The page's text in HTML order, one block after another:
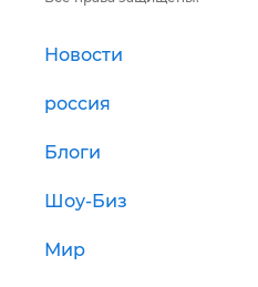
Новости
россия
Блоги
Шоу-Биз
Мир